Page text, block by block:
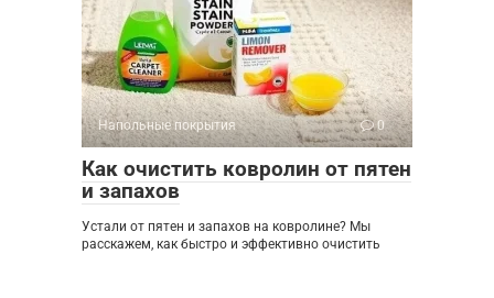
Напольные покрытия 0
Как очистить ковролин от пятен
и запахов
Устали от пятен и запахов на ковролине? Мы
расскажем, как быстро и эффективно очистить